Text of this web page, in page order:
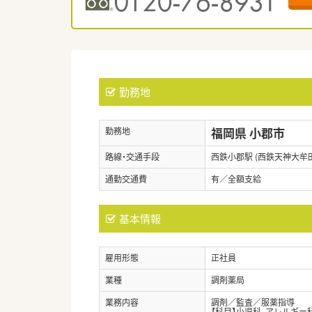
勤務地
勤務地 福岡県 小郡市
路線・交通手段
西鉄小郡駅 (西鉄天神大牟
通勤交通費
有／全額支給
基本情報
雇用形態
正社員
業種
調剤薬局
業務内容
調剤／監査／服薬指導